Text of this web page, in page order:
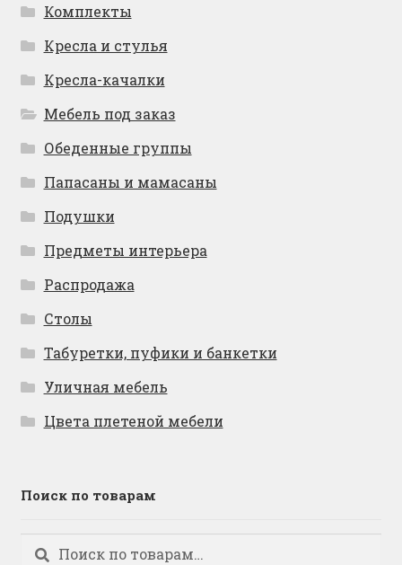
Комплекты
Кресла и стулья
Кресла-качалки
Мебель под заказ
Обеденные группы
Папасаны и мамасаны
Подушки
Предметы интерьера
Распродажа
Столы
Табуретки, пуфики и банкетки
Уличная мебель
Цвета плетеной мебели
Поиск по товарам
Искать:
Поиск